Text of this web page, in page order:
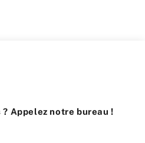
Appelez notre bureau !